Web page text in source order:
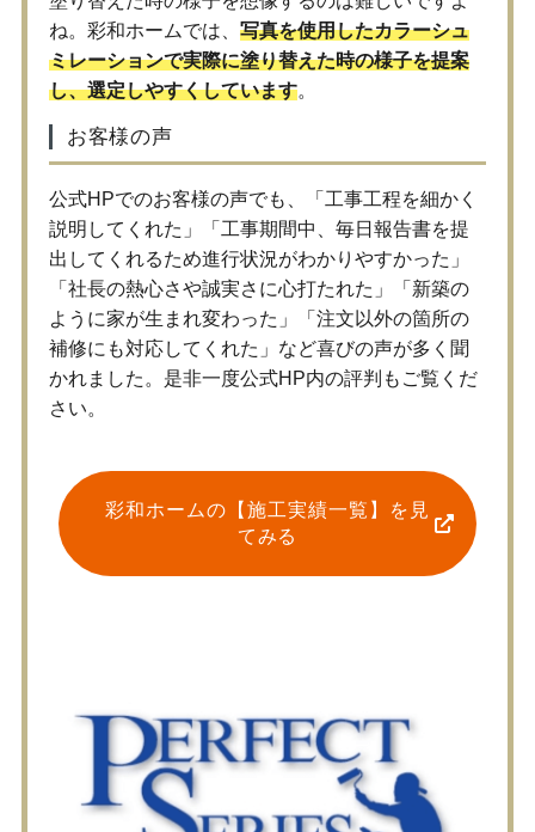
ね。彩和ホームでは、 写真を使用したカラーシュ
ミレーションで実際に塗り替えた時の様子を提案
し、選定しやすくしています。
お客様の声
公式HPでのお客様の声でも、「工事工程を細かく
説明してくれた」「工事期間中、毎日報告書を提
出してくれるため進行状況がわかりやすかった」
「社長の熱心さや誠実さに心打たれた」「新築の
ように家が生まれ変わった」「注文以外の箇所の
補修にも対応してくれた」など喜びの声が多く聞
かれました。是非一度公式HP内の評判もご覧くだ
さい。
彩和ホームの【施工実績一覧】を見
てみる